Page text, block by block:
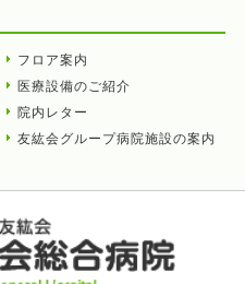
フロア案内
医療設備のご紹介
院内レター
友紘会グループ病院施設の案内